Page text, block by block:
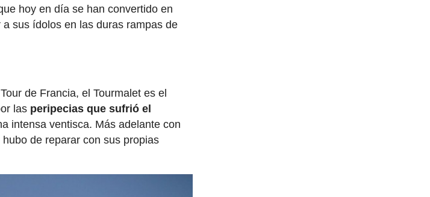
hoy en día se han convertido en
sus ídolos en las duras rampas de
de Francia, el Tourmalet es el
las peripecias que sufrió el
intensa ventisca. Más adelante con
hubo de reparar con sus propias